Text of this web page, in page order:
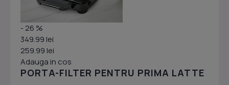
- 26 %
349.99 lei
259.99 lei
Adauga in cos
PORTA-FILTER PENTRU PRIMA LATTE